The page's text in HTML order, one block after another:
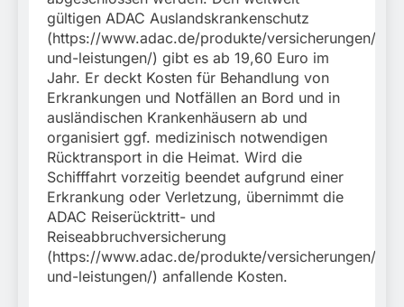
gültigen ADAC Auslandskrankenschutz
(https://www.adac.de/produkte/versicherungen/
und-leistungen/) gibt es ab 19,60 Euro im
Jahr. Er deckt Kosten für Behandlung von
Erkrankungen und Notfällen an Bord und in
ausländischen Krankenhäusern ab und
organisiert ggf. medizinisch notwendigen
Rücktransport in die Heimat. Wird die
Schifffahrt vorzeitig beendet aufgrund einer
Erkrankung oder Verletzung, übernimmt die
ADAC Reiserücktritt- und
Reiseabbruchversicherung
(https://www.adac.de/produkte/versicherungen/
und-leistungen/) anfallende Kosten.